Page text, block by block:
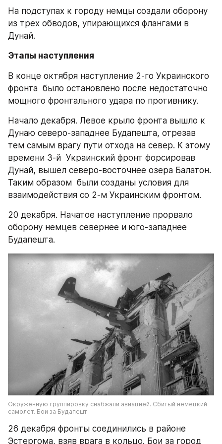
На подступах к городу немцы создали оборону
из трех обводов, упирающихся флангами в
Дунай.
Этапы наступления
В конце октября наступление 2-го Украинского
фронта  было остановлено после недостаточно
мощного фронтального удара по противнику.
Начало декабря. Левое крыло фронта вышло к
Дунаю северо-западнее Будапешта, отрезав
тем самым врагу пути отхода на север. К этому
времени 3-й  Украинский фронт форсировав
Дунай, вышел северо-восточнее озера Балатон.
Таким образом  были созданы условия для
взаимодействия со 2-м Украинским фронтом.
20 декабря. Начатое наступление прорвало
оборону немцев севернее и юго-западнее
Будапешта.
Окруженную группировку снабжали авиацией. Сбитый немецкий
самолет. Бои за Будапешт
26 декабря фронты соединились в районе
Эстергома, взяв врага в кольцо. Бои за город